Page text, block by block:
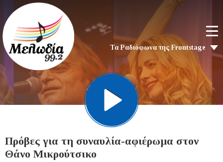
Τα Ραδιόφωνα της Frontstage
Πρόβες για τη συναυλία-αφιέρωμα στον
Θάνο Μικρούτσικο